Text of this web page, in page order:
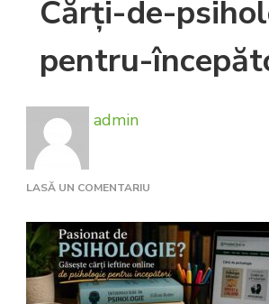
Cărți-de-
pentru-
admin
LASĂ UN COMENTARIU
DE-
PSIHOLOGIE-
PENTRU-
ÎNCEPĂTORI